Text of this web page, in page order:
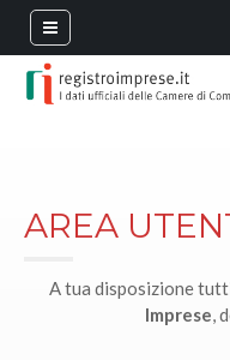
AREA
A tua disposizione
Imprese,